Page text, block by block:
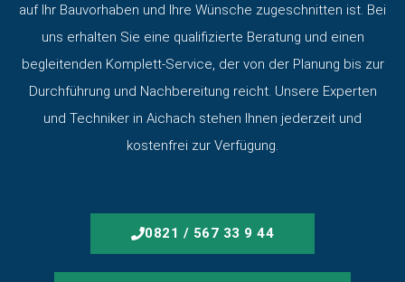
auf Ihr Bauvorhaben und Ihre Wünsche zugeschnitten ist. Bei
uns erhalten Sie eine qualifizierte Beratung und einen
begleitenden Komplett-Service, der von der Planung bis zur
Durchführung und Nachbereitung reicht. Unsere Experten
und Techniker in Aichach stehen Ihnen jederzeit und
kostenfrei zur Verfügung.
0821 / 567 33 9 44